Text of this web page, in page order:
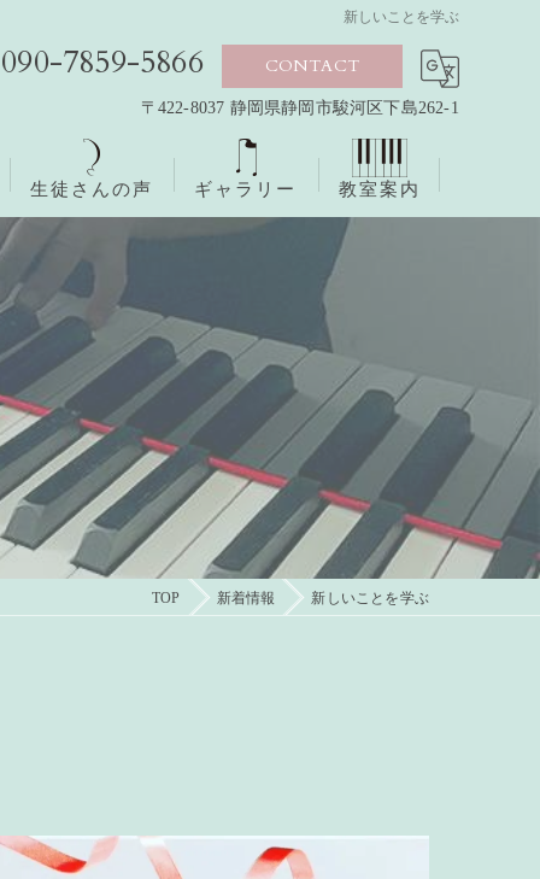
新しいことを学ぶ
090-7859-5866 CONTACT
〒422-8037 静岡県静岡市駿河区下島262-1
生徒さんの声 ギャラリー 教室案内
TOP 新着情報 新しいことを学ぶ